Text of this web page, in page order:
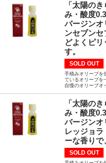
「太陽の
み・酸度
バージン
ンセブン
どよくピリ
す。
SOLD OUT
手積みオリーブを
ているオリーブを
自慢のオリーブオ
「太陽の
み・酸度
バージン
レッジョ
ーな香りで
SOLD OUT